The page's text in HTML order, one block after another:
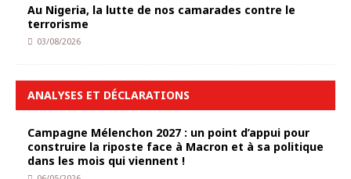
Au Nigeria, la lutte de nos camarades contre le
terrorisme
03/08/2026
ANALYSES ET DÉCLARATIONS
Campagne Mélenchon 2027 : un point d’appui pour
construire la riposte face à Macron et à sa politique
dans les mois qui viennent !